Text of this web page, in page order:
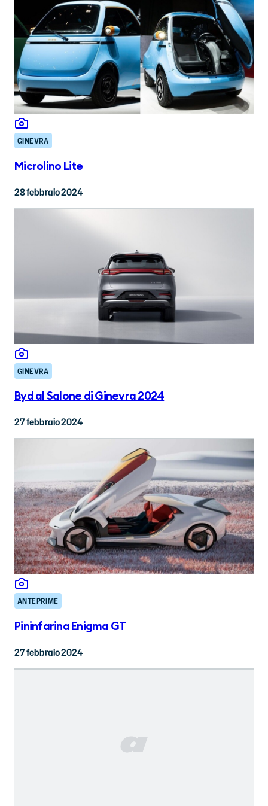
GINEVRA
Microlino Lite
28 febbraio 2024
GINEVRA
Byd al Salone di Ginevra 2024
27 febbraio 2024
ANTEPRIME
Pininfarina Enigma GT
27 febbraio 2024